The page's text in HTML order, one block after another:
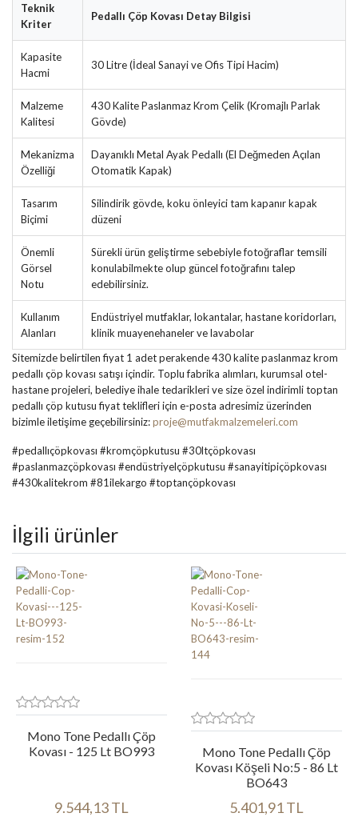
Teknik
Kriter
Pedallı Çöp Kovası Detay Bilgisi
Kapasite
Hacmi
30 Litre (İdeal Sanayi ve Ofis Tipi Hacim)
Malzeme
Kalitesi
430 Kalite Paslanmaz Krom Çelik (Kromajlı Parlak
Gövde)
Mekanizma
Özelliği
Dayanıklı Metal Ayak Pedallı (El Değmeden Açılan
Otomatik Kapak)
Tasarım
Biçimi
Silindirik gövde, koku önleyici tam kapanır kapak
düzeni
Önemli
Görsel
Notu
Sürekli ürün geliştirme sebebiyle fotoğraflar temsili
konulabilmekte olup güncel fotoğrafını talep
edebilirsiniz.
Kullanım
Alanları
Endüstriyel mutfaklar, lokantalar, hastane koridorları,
klinik muayenehaneler ve lavabolar
Sitemizde belirtilen fiyat 1 adet perakende 430 kalite paslanmaz krom
pedallı çöp kovası satışı içindir. Toplu fabrika alımları, kurumsal otel-
hastane projeleri, belediye ihale tedarikleri ve size özel indirimli toptan
pedallı çöp kutusu fiyat teklifleri için e-posta adresimiz üzerinden
bizimle iletişime geçebilirsiniz:proje@mutfakmalzemeleri.com
#pedallıçöpkovası #kromçöpkutusu #30ltçöpkovası
#paslanmazçöpkovası #endüstriyelçöpkutusu #sanayitipiçöpkovası
#430kalitekrom #81ilekargo #toptançöpkovası
İlgili ürünler
Mono Tone Pedallı Çöp
Kovası - 125 Lt BO993
9.544,13 TL
Mono Tone Pedallı Çöp
Kovası Köşeli No:5 - 86 Lt
BO643
5.401,91 TL